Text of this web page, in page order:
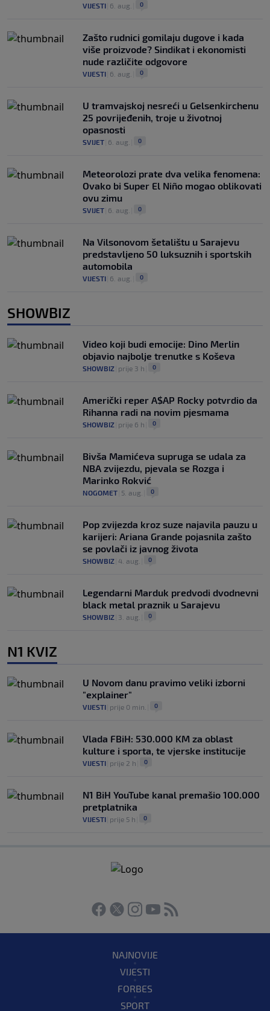
VIJESTI 6. aug. 0
Zašto rudnici gomilaju dugove i kada
više proizvode? Sindikat i ekonomisti
nude različite odgovore
VIJESTI 6. aug. 0
U tramvajskoj nesreći u Gelsenkirchenu
25 povrijeđenih, troje u životnoj
opasnosti
SVIJET 6. aug. 0
Meteorolozi prate dva velika fenomena:
Ovako bi Super El Niño mogao oblikovati
ovu zimu
SVIJET 6. aug. 0
Na Vilsonovom šetalištu u Sarajevu
predstavljeno 50 luksuznih i sportskih
automobila
VIJESTI 6. aug. 0
SHOWBIZ
Video koji budi emocije: Dino Merlin
objavio najbolje trenutke s Koševa
SHOWBIZ prije 3 h 0
Američki reper A$AP Rocky potvrdio da
Rihanna radi na novim pjesmama
SHOWBIZ prije 6 h 0
Bivša Mamićeva supruga se udala za
NBA zvijezdu, pjevala se Rozga i
Marinko Rokvić
NOGOMET 5. aug. 0
Pop zvijezda kroz suze najavila pauzu u
karijeri: Ariana Grande pojasnila zašto
se povlači iz javnog života
SHOWBIZ 4. aug. 0
Legendarni Marduk predvodi dvodnevni
black metal praznik u Sarajevu
SHOWBIZ 3. aug. 0
N1 KVIZ
U Novom danu pravimo veliki izborni
"explainer"
VIJESTI prije 0 min. 0
Vlada FBiH: 530.000 KM za oblast
kulture i sporta, te vjerske institucije
VIJESTI prije 2 h 0
N1 BiH YouTube kanal premašio 100.000
pretplatnika
VIJESTI prije 5 h 0
NAJNOVIJE
VIJESTI
FORBES
SPORT